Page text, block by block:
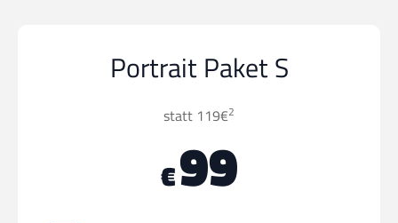
Portrait Paket S
statt 119€2
€99